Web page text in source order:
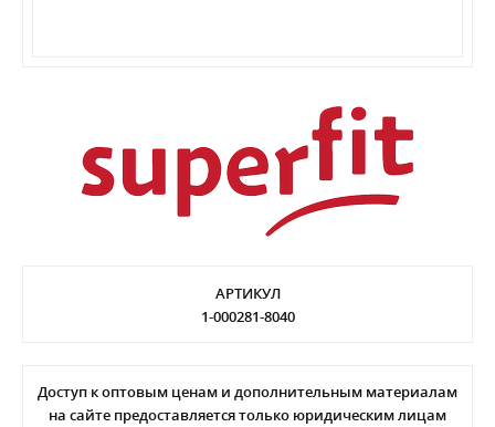
АРТИКУЛ
1-000281-8040
Доступ к оптовым ценам и дополнительным материалам
на сайте предоставляется только юридическим лицам